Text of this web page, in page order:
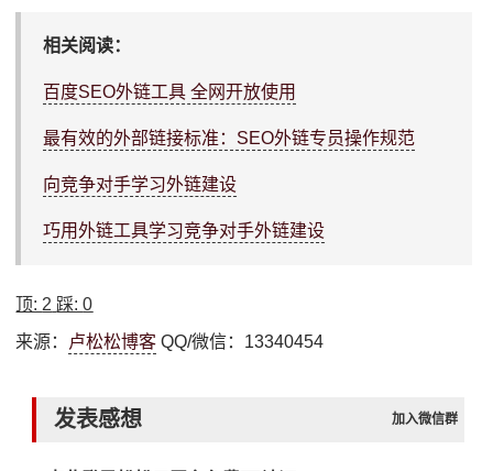
相关阅读：
百度SEO外链工具 全网开放使用
最有效的外部链接标准：SEO外链专员操作规范
向竞争对手学习外链建设
巧用外链工具学习竞争对手外链建设
顶: 2 踩:0
来源： 卢松松博客 QQ/微信：13340454
发表感想 加入微信群